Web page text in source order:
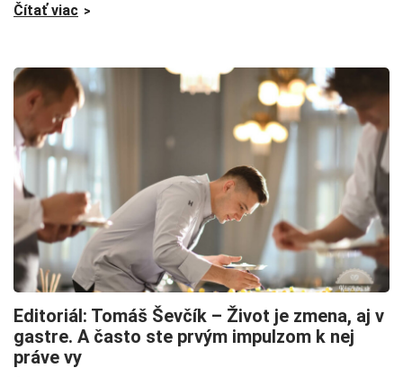
Čítať viac
Editoriál: Tomáš Ševčík – Život je zmena, aj v
gastre. A často ste prvým impulzom k nej
práve vy